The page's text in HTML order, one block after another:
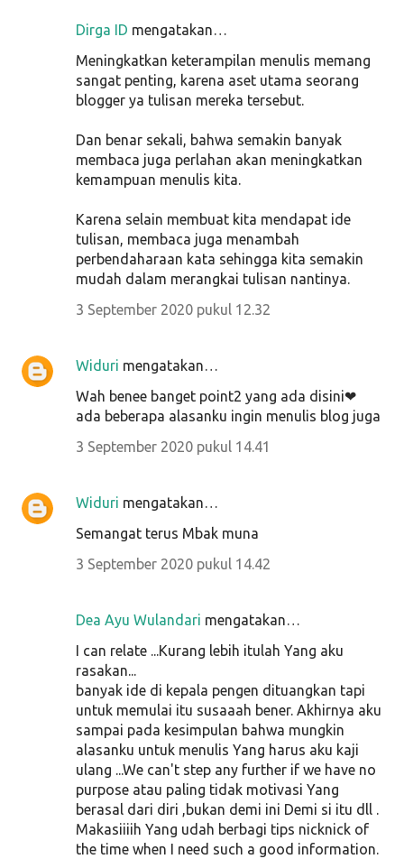
Dirga ID mengatakan…
Meningkatkan keterampilan menulis memang
sangat penting, karena aset utama seorang
blogger ya tulisan mereka tersebut.
Dan benar sekali, bahwa semakin banyak
membaca juga perlahan akan meningkatkan
kemampuan menulis kita.
Karena selain membuat kita mendapat ide
tulisan, membaca juga menambah
perbendaharaan kata sehingga kita semakin
mudah dalam merangkai tulisan nantinya.
3 September 2020 pukul 12.32
Widuri mengatakan…
Wah benee banget point2 yang ada disini❤
ada beberapa alasanku ingin menulis blog juga
3 September 2020 pukul 14.41
Widuri mengatakan…
Semangat terus Mbak muna
3 September 2020 pukul 14.42
Dea Ayu Wulandari mengatakan…
I can relate ...Kurang lebih itulah Yang aku
rasakan...
banyak ide di kepala pengen dituangkan tapi
untuk memulai itu susaaah bener. Akhirnya aku
sampai pada kesimpulan bahwa mungkin
alasanku untuk menulis Yang harus aku kaji
ulang ...We can't step any further if we have no
purpose atau paling tidak motivasi Yang
berasal dari diri ,bukan demi ini Demi si itu dll .
Makasiiiih Yang udah berbagi tips nicknick of
the time when I need such a good information.